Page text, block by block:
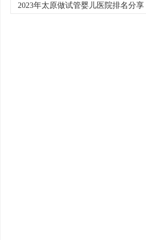
名！附新排名参考
2023年太原做试管婴儿医院排名分